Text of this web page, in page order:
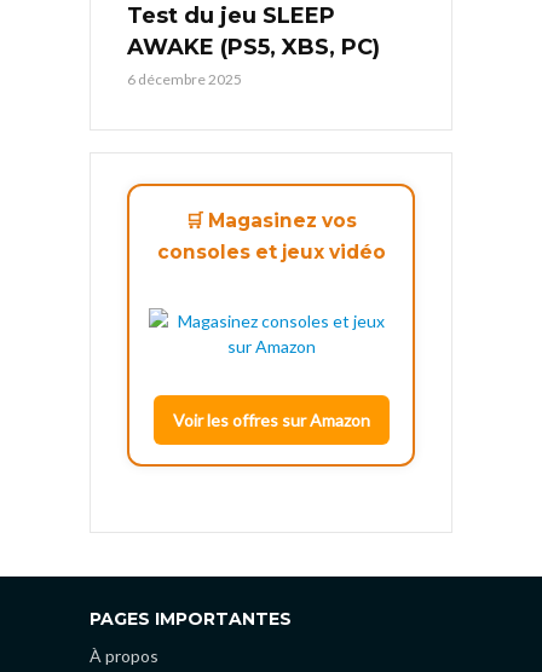
Test du jeu SLEEP
AWAKE (PS5, XBS, PC)
6 décembre 2025
🛒 Magasinez vos
consoles et jeux vidéo
Voir les offres sur Amazon
PAGES IMPORTANTES
À propos